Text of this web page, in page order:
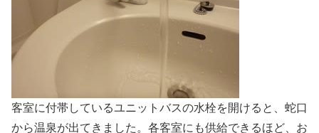
客室に付帯しているユニットバスの水栓を開けると、蛇口
から温泉が出てきました。各客室にも供給できるほど、お